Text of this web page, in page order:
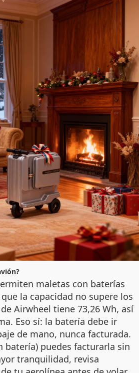
maletas con baterías
la capacidad no supere los
Airwheel tiene 73,26 Wh, así
Eso sí: la batería debe ir
de mano, nunca facturada.
batería) puedes facturarla sin
tranquilidad, revisa